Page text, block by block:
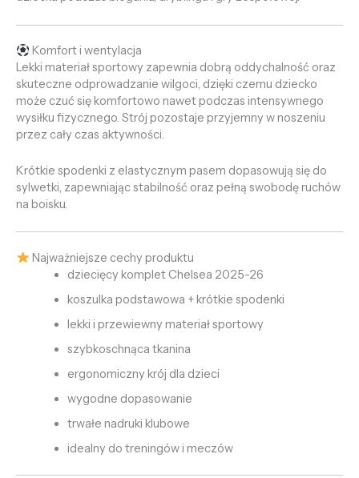
Komfort i wentylacja
Lekki materiał sportowy zapewnia dobrą oddychalność oraz
skuteczne odprowadzanie wilgoci, dzięki czemu dziecko
może czuć się komfortowo nawet podczas intensywnego
wysiłku fizycznego. Strój pozostaje przyjemny w noszeniu
przez cały czas aktywności.
Krótkie spodenki z elastycznym pasem dopasowują się do
sylwetki, zapewniając stabilność oraz pełną swobodę ruchów
na boisku.
Najważniejsze cechy produktu
dziecięcy komplet Chelsea 2025-26
koszulka podstawowa + krótkie spodenki
lekki i przewiewny materiał sportowy
szybkoschnąca tkanina
ergonomiczny krój dla dzieci
wygodne dopasowanie
trwałe nadruki klubowe
idealny do treningów i meczów